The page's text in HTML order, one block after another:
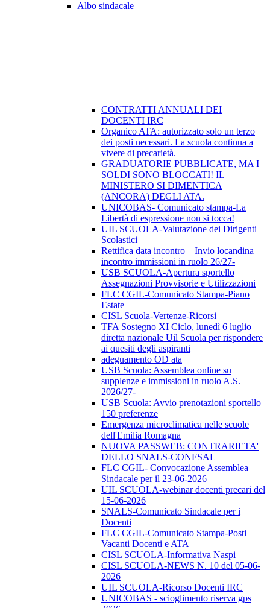
Albo sindacale
CONTRATTI ANNUALI DEI
DOCENTI IRC
Organico ATA: autorizzato solo un terzo
dei posti necessari. La scuola continua a
vivere di precarietà.
GRADUATORIE PUBBLICATE, MA I
SOLDI SONO BLOCCATI! IL
MINISTERO SI DIMENTICA
(ANCORA) DEGLI ATA.
UNICOBAS- Comunicato stampa-La
Libertà di espressione non si tocca!
UIL SCUOLA-Valutazione dei Dirigenti
Scolastici
Rettifica data incontro – Invio locandina
incontro immissioni in ruolo 26/27-
USB SCUOLA-Apertura sportello
Assegnazioni Provvisorie e Utilizzazioni
FLC CGIL-Comunicato Stampa-Piano
Estate
CISL Scuola-Vertenze-Ricorsi
TFA Sostegno XI Ciclo, lunedì 6 luglio
diretta nazionale Uil Scuola per rispondere
ai quesiti degli aspiranti
adeguamento OD ata
USB Scuola: Assemblea online su
supplenze e immissioni in ruolo A.S.
2026/27-
USB Scuola: Avvio prenotazioni sportello
150 preferenze
Emergenza microclimatica nelle scuole
dell'Emilia Romagna
NUOVA PASSWEB: CONTRARIETA'
DELLO SNALS-CONFSAL
FLC CGIL- Convocazione Assemblea
Sindacale per il 23-06-2026
UIL SCUOLA-webinar docenti precari del
15-06-2026
SNALS-Comunicato Sindacale per i
Docenti
FLC CGIL-Comunicato Stampa-Posti
Vacanti Docenti e ATA
CISL SCUOLA-Informativa Naspi
CISL SCUOLA-NEWS N. 10 del 05-06-
2026
UIL SCUOLA-Ricorso Docenti IRC
UNICOBAS - scioglimento riserva gps